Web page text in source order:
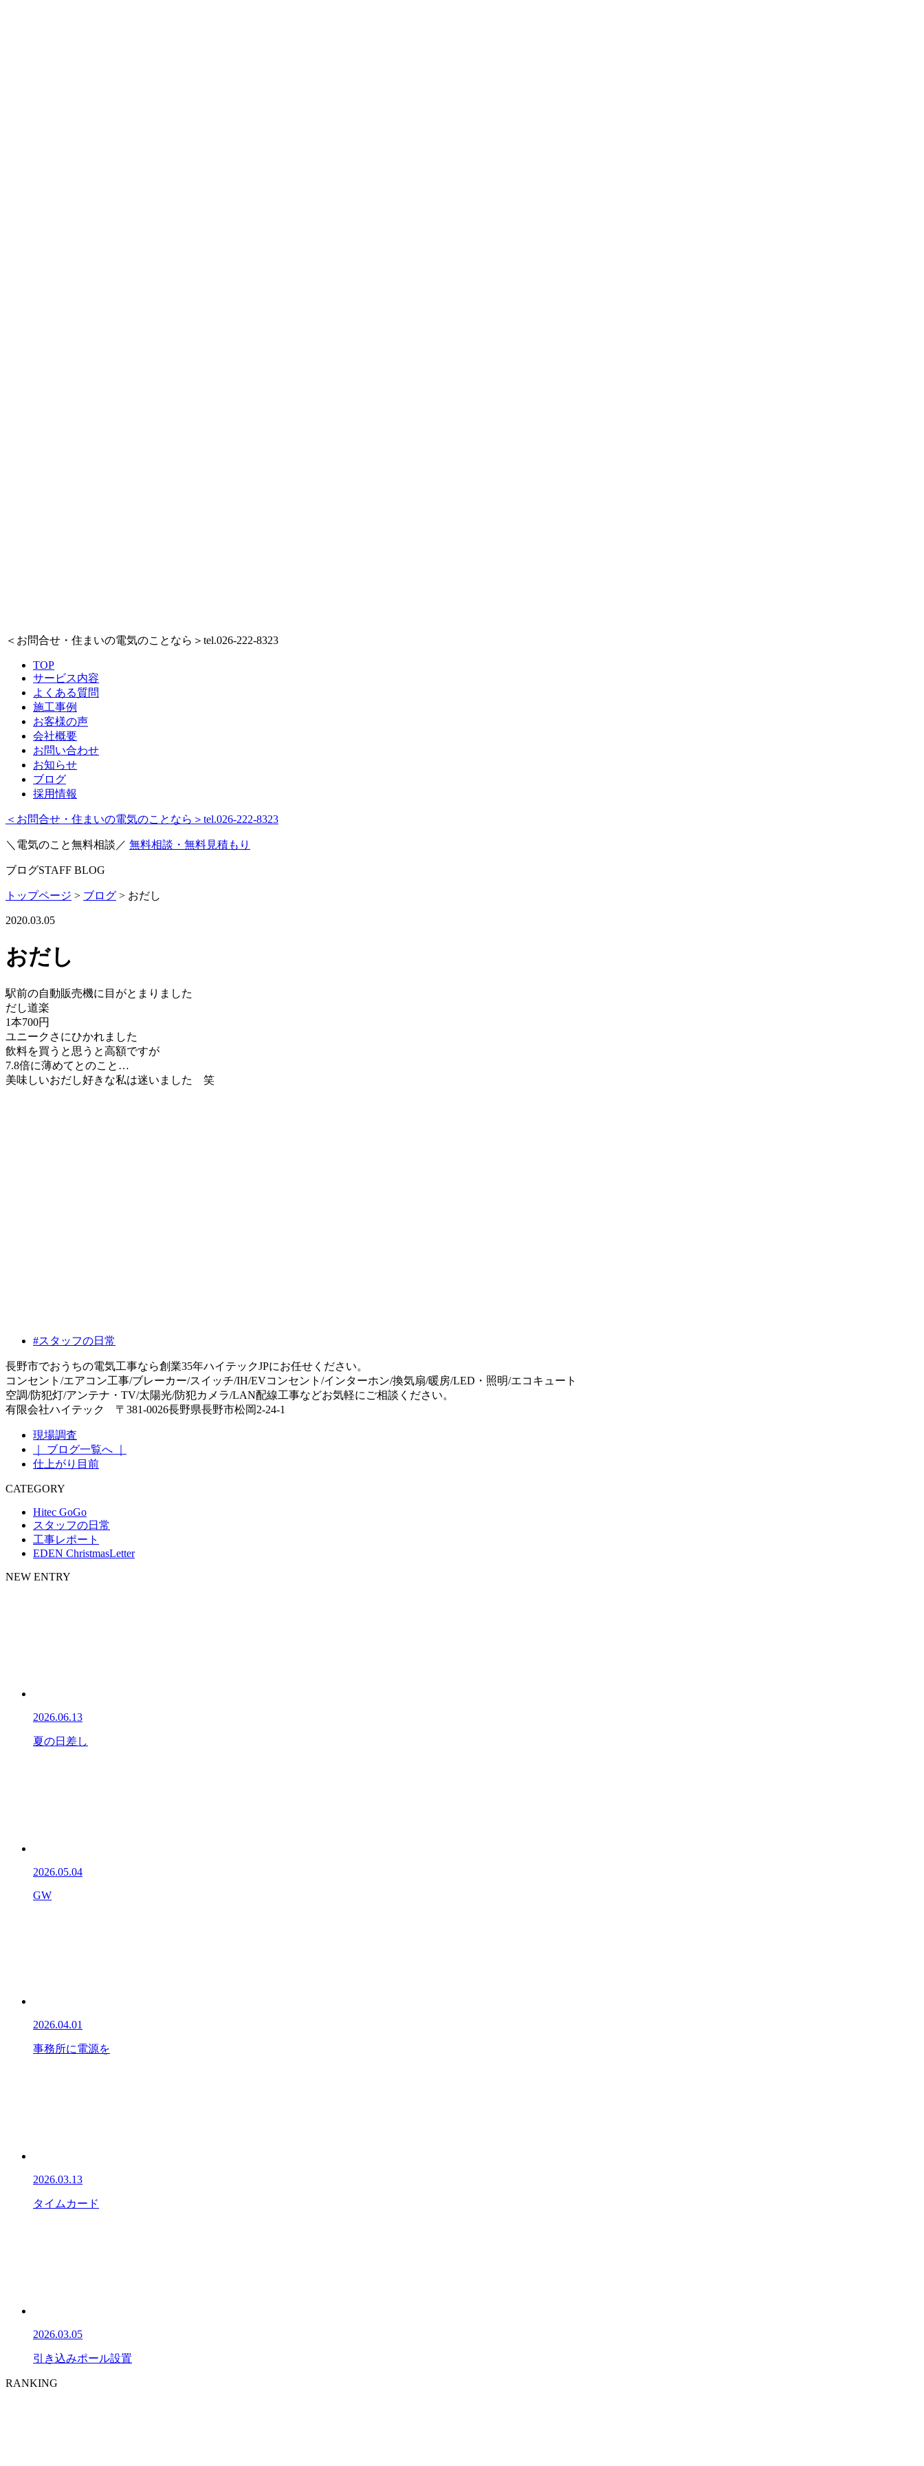
＜お問合せ・住まいの電気のことなら＞ tel.026-222-8323
TOP
サービス内容
よくある質問
施工事例
お客様の声
会社概要
お問い合わせ
お知らせ
ブログ
採用情報
＜お問合せ・住まいの電気のことなら＞ tel.026-222-8323
＼電気のこと無料相談／ 無料相談・無料見積もり
ブログSTAFF BLOG
トップページ > ブログ > おだし
2020.03.05
おだし
駅前の自動販売機に目がとまりました
だし道楽
1本700円
ユニークさにひかれました
飲料を買うと思うと高額ですが
7.8倍に薄めてとのこと…
美味しいおだし好きな私は迷いました 笑
#スタッフの日常
長野市でおうちの電気工事なら創業35年ハイテックJPにお任せください。
コンセント/エアコン工事/ブレーカー/スイッチ/IH/EVコンセント/インターホン/換気扇/暖房/LED・照明/エコキュート
空調/防犯灯/アンテナ・TV/太陽光/防犯カメラ/LAN配線工事などお気軽にご相談ください。
有限会社ハイテック 〒381-0026長野県長野市松岡2-24-1
現場調査
｜ ブログ一覧へ ｜
仕上がり目前
CATEGORY
Hitec GoGo
スタッフの日常
工事レポート
EDEN ChristmasLetter
NEW ENTRY
2026.06.13
夏の日差し
2026.05.04
GW
2026.04.01
事務所に電源を
2026.03.13
タイムカード
2026.03.05
引き込みポール設置
RANKING